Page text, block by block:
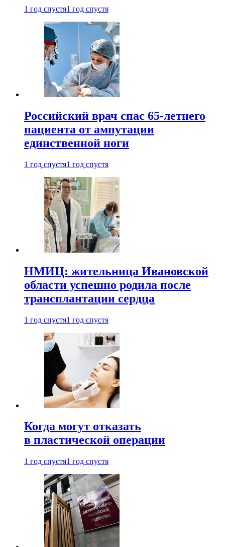
1 год спустя1 год спустя
Российский врач спас 65-летнего
пациента от ампутации
единственной ноги
1 год спустя1 год спустя
НМИЦ: жительница Ивановской
области успешно родила после
трансплантации сердца
1 год спустя1 год спустя
Когда могут отказать
в пластической операции
1 год спустя1 год спустя